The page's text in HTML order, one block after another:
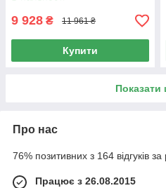
9 928 ₴ 11 961 ₴
Купити
Показати
Про нас
76% позитивних з 164 відгуків за
Працює з 26.08.2015